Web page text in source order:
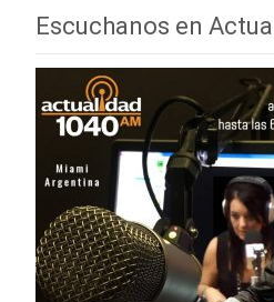
Escuchanos en